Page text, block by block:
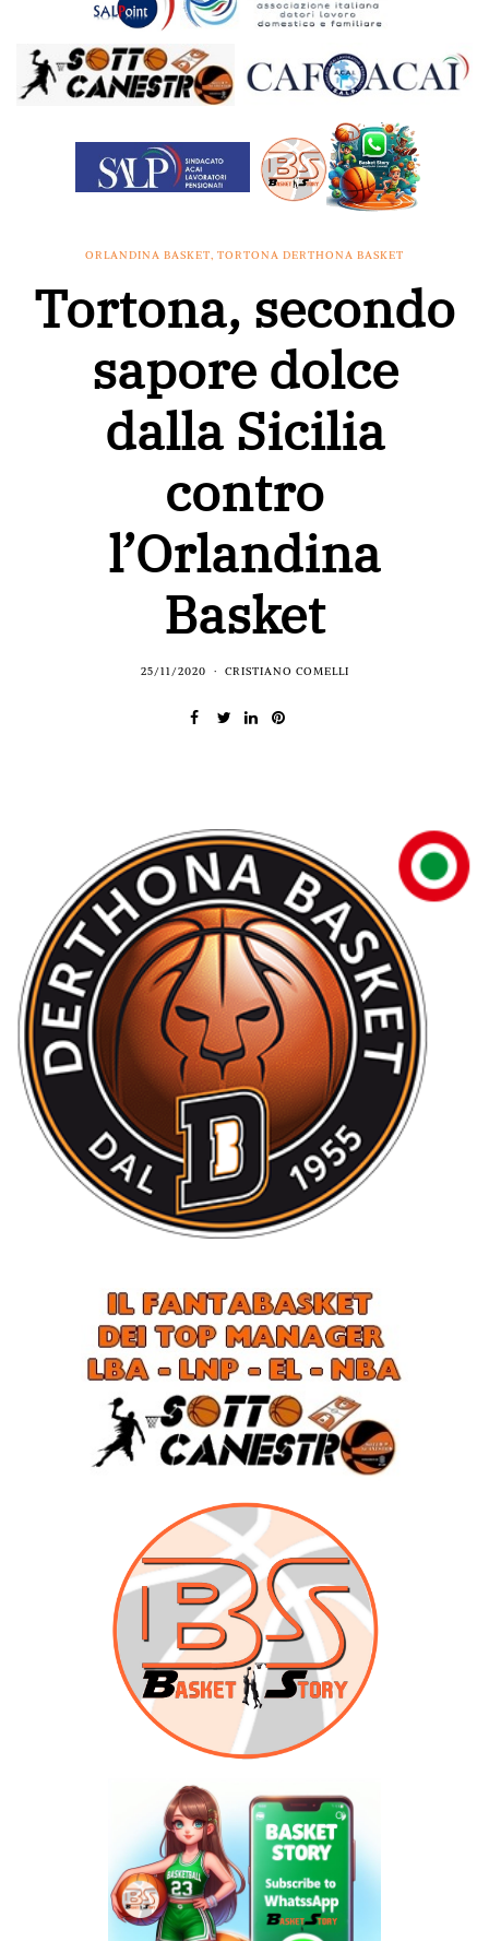
ORLANDINA BASKET, TORTONA DERTHONA BASKET
Tortona, secondo
sapore dolce
dalla Sicilia
contro
l’Orlandina
Basket
25/11/2020 CRISTIANO COMELLI